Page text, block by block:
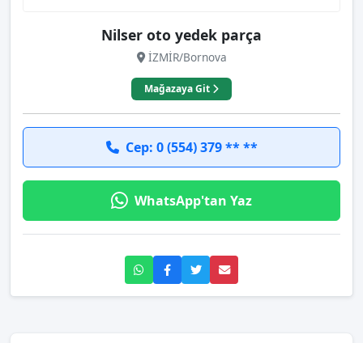
Nilser oto yedek parça
İZMİR/Bornova
Mağazaya Git
Cep: 0 (554) 379 ** **
WhatsApp'tan Yaz